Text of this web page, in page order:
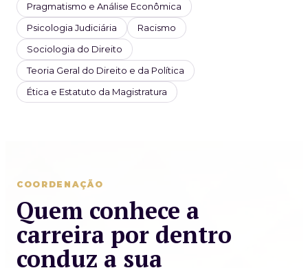
Pragmatismo e Análise Econômica
Psicologia Judiciária
Racismo
Sociologia do Direito
Teoria Geral do Direito e da Política
Ética e Estatuto da Magistratura
COORDENAÇÃO
Quem conhece a
carreira por dentro
conduz a sua